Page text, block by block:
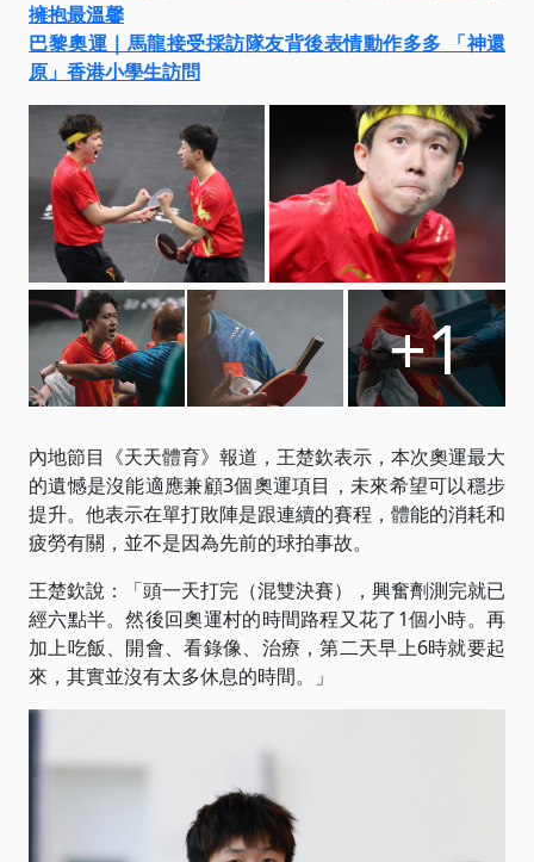
擁抱最溫馨
巴黎奧運｜馬龍接受採訪隊友背後表情動作多多 「神還
原」香港小學生訪問
+1
內地節目《天天體育》報道，王楚欽表示，本次奧運最大
的遺憾是沒能適應兼顧3個奧運項目，未來希望可以穩步
提升。他表示在單打敗陣是跟連續的賽程，體能的消耗和
疲勞有關，並不是因為先前的球拍事故。
王楚欽說：「頭一天打完（混雙決賽），興奮劑測完就已
經六點半。然後回奧運村的時間路程又花了1個小時。再
加上吃飯、開會、看錄像、治療，第二天早上6時就要起
來，其實並沒有太多休息的時間。」